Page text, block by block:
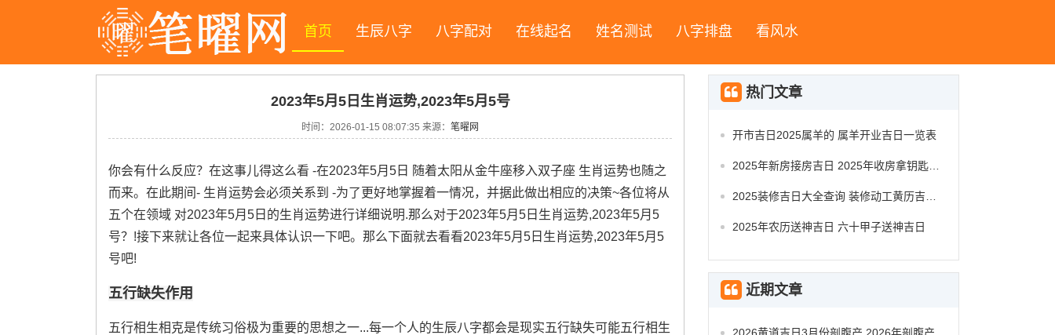
首页 生辰八字 八字配对 在线起名 姓名测试 八字排盘 看风水
2023年5月5日生肖运势,2023年5月5号
时间： 2026-01-15 08:07:35 来源： 笔曜网
你会有什么反应？在这事儿得这么看 -在2023年5月5日 随着太阳从金牛座移入双子座 生肖运势也随之
而来。在此期间- 生肖运势会必须关系到 -为了更好地掌握着一情况，并据此做出相应的决策~各位将从
五个在领域 对2023年5月5日的生肖运势进行详细说明.那么对于2023年5月5日生肖运势,2023年5月5
号？!接下来就让各位一起来具体认识一下吧。那么下面就去看看2023年5月5日生肖运势,2023年5月5
号吧!
五行缺失作用
五行相生相克是传统习俗极为重要的思想之一...每一个人的生辰八字都会是现实五行缺失可能五行相生
热门文章
开市吉日2025属羊的 属羊开业吉日一览表
2025年农历送神吉日 六十甲子送神吉日
近期文章